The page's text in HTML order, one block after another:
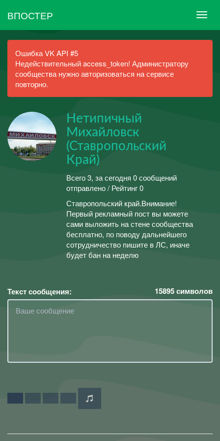
ВПОСТЕР
Ошибка VK API #5
Недействительный access_token! Администратору
сообщества нужно авторизоваться на сервисе
повторно.
Нетипичный
Михайловск
(Ставропольский
Край)
Всего 3, за сегодня 0 сообщений
отправлено / Рейтинг 0
Ставропольский край.Внимание!
Первый рекламный пост вы можете
сами выложить на стене сообщества
бесплатно, по поводу дальнейшего
сотрудничество пишите в ЛС, иначе
будет бан на неделю
Текст сообщения: 15895символов